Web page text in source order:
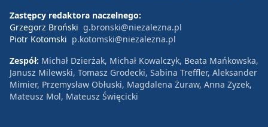
Zastępcy redaktora naczelnego:
Grzegorz Broński g.bronski@niezalezna.pl
Piotr Kotomski p.kotomski@niezalezna.pl
Zespół: Michał Dzierżak, Michał Kowalczyk, Beata Mańkowska,
Janusz Milewski, Tomasz Grodecki, Sabina Treffler, Aleksander
Mimier, Przemysław Obłuski, Magdalena Żuraw, Anna Zyzek,
Mateusz Mol, Mateusz Święcicki